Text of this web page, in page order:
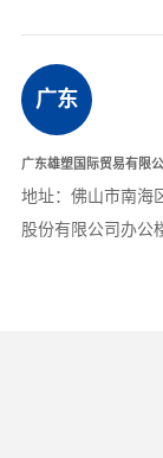
广东
广东雄塑国际贸易有限
地址：佛山市南海
股份有限公司办公